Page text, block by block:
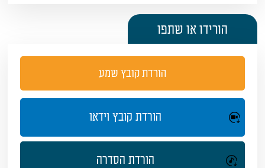
הורידו או שתפו
הורדת קובץ שמע
הורדת קובץ וידאו
הורדת הסדרה